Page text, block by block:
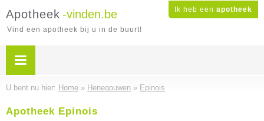
Ik heb een apotheek
Apotheek -vinden.be
Vind een apotheek bij u in de buurt!
U bent nu hier: Home » Henegouwen » Epinois
Apotheek Epinois